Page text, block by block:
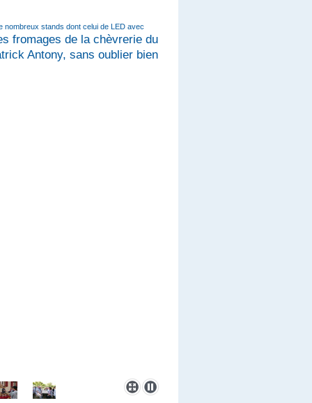
nombreux stands dont celui de LED avec
fromages de la chèvrerie du
Antony, sans oublier bien